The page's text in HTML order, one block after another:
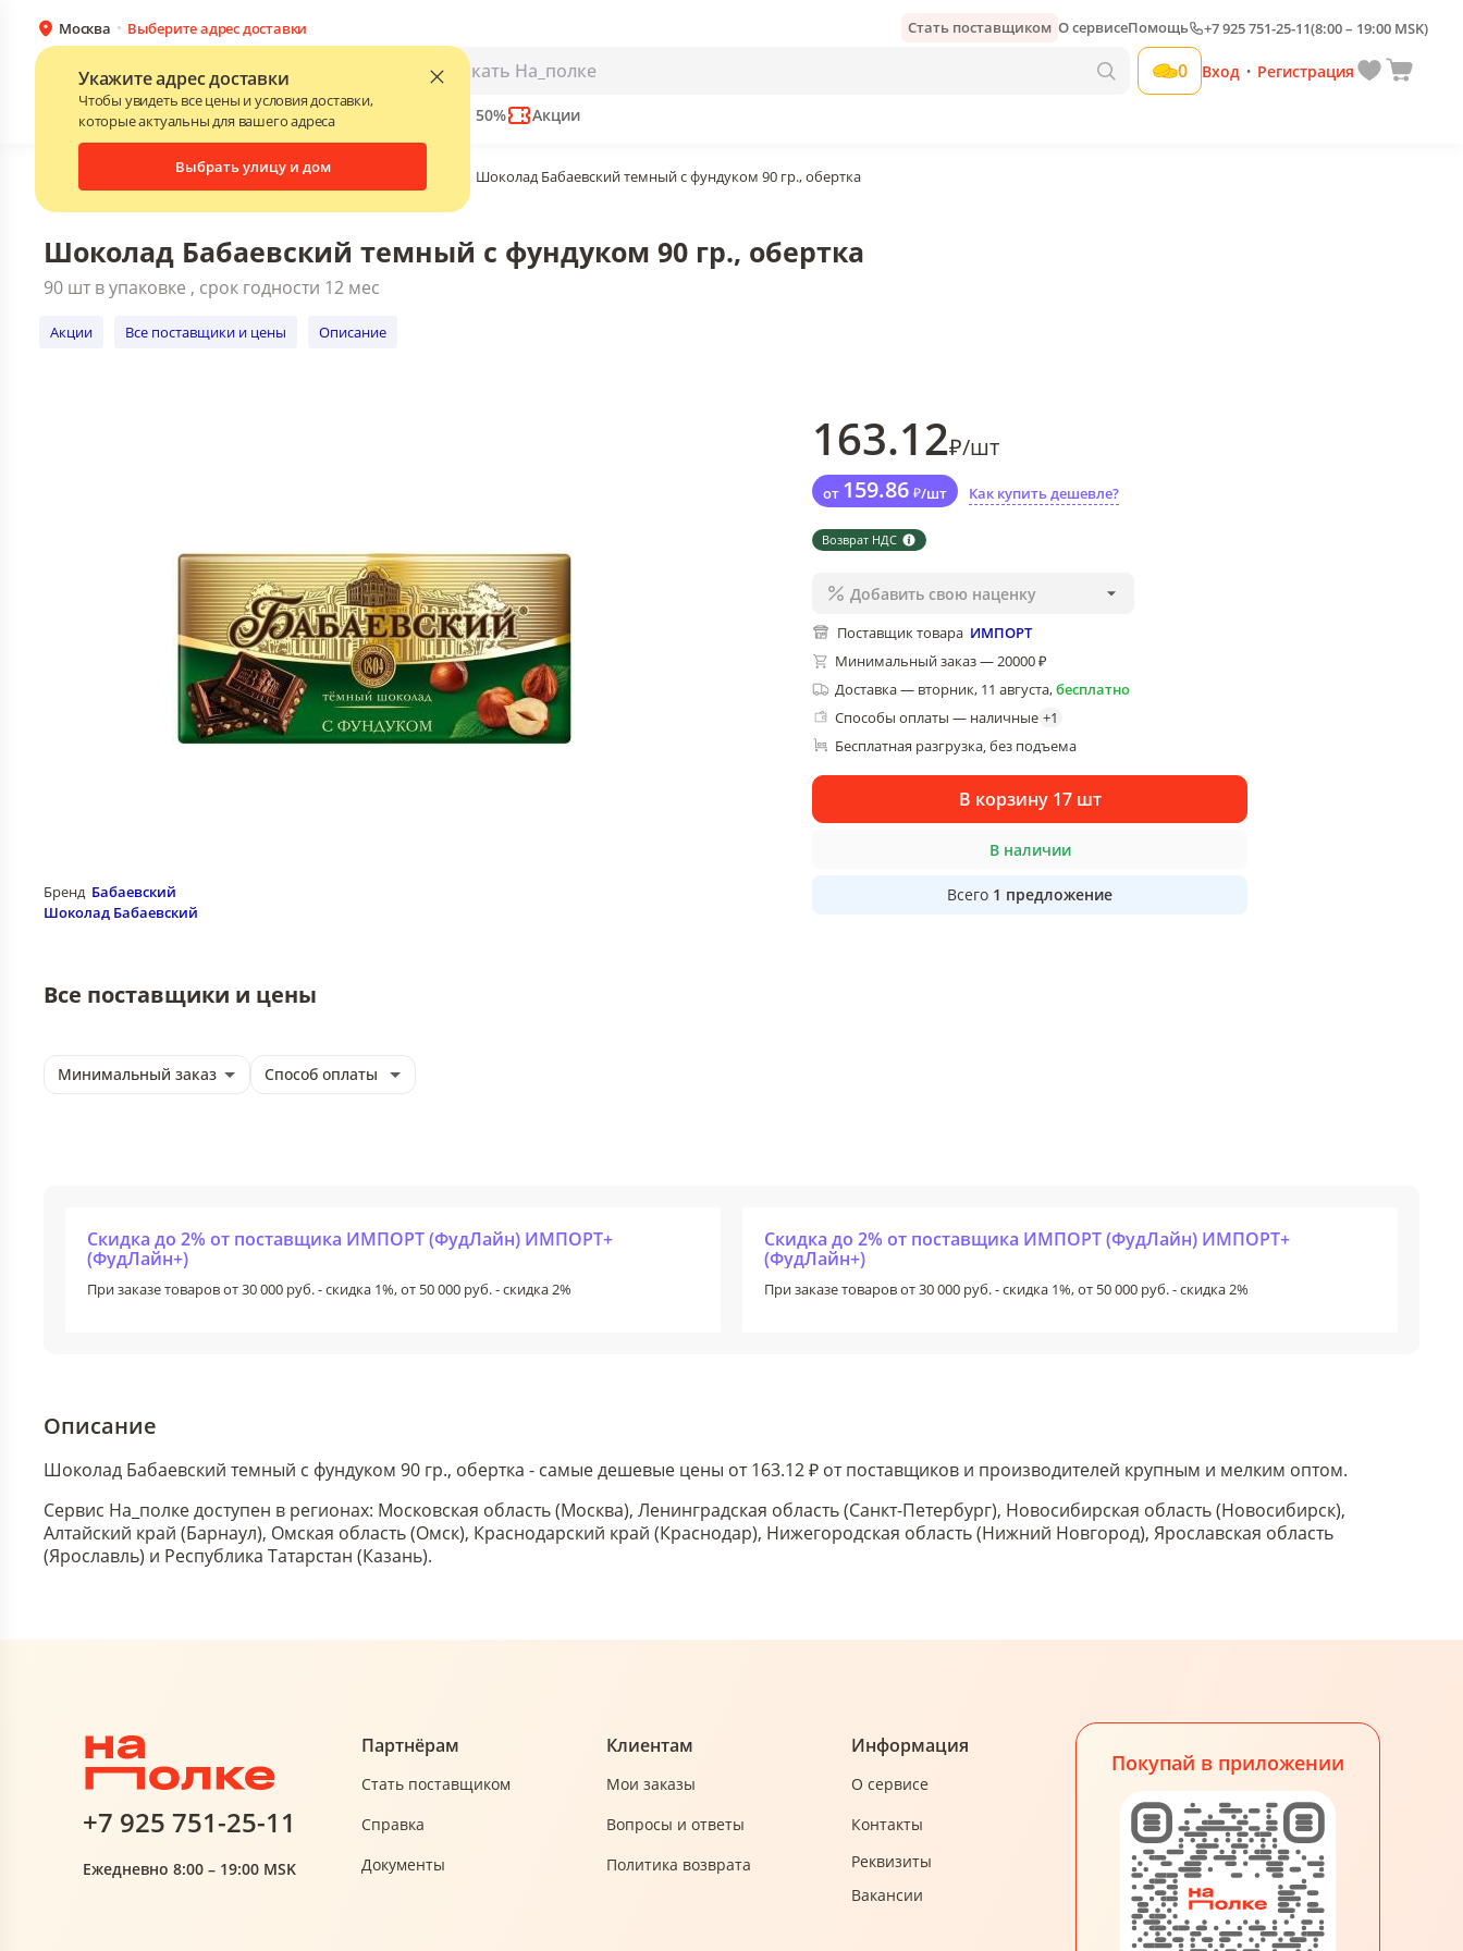
Москва Выберите адрес доставки
Укажите адрес доставки
Чтобы увидеть все цены и условия доставки,
которые актуальны для вашего адреса
Выбрать улицу и дом
Стать поставщиком О сервисеПомощь +7 925 751-25-11(8:00 – 19:00 MSK)
Каталог 0 Вход • Регистрация
БрендыПрайс-листы поставщиков Скидки до 50% Акции
Каталог • Кондитерские изделия Шоколад Бабаевский темный с фундуком 90 гр., обертка
Шоколад Бабаевский темный с фундуком 90 гр., обертка
90 шт в упаковке , срок годности 12 мес
Акции Все поставщики и цены
Добавить свою наценку
Шоколад Бабаевский темный с фундуком 90 гр., обертка
90 шт в упаковке , срок годности 12 мес
Акции Все поставщики и цены Описание
Бренд Бабаевский
Шоколад Бабаевский
163.12₽/шт
от 159.86 ₽/шт Как купить дешевле?
Возврат НДС
Добавить свою наценку
Поставщик товара ИМПОРТ
Минимальный заказ — 20000 ₽
Доставка— вторник, 11 августа,бесплатно
Способы оплаты — наличные +1
Бесплатная разгрузка, без подъема
В корзину 17 шт
В наличии
Всего 1 предложение
Все поставщики и цены
Минимальный заказ Способ оплаты
Скидка до 2% от поставщика ИМПОРТ (ФудЛайн) ИМПОРТ+
(ФудЛайн+)
При заказе товаров от 30 000 руб. - скидка 1%, от 50 000 руб. - скидка 2%
Скидка до 2% от поставщика ИМПОРТ (ФудЛайн) ИМПОРТ+
(ФудЛайн+)
При заказе товаров от 30 000 руб. - скидка 1%, от 50 000 руб. - скидка 2%
Описание
Шоколад Бабаевский темный с фундуком 90 гр., обертка - самые дешевые цены от 163.12 ₽ от поставщиков и производителей крупным и мелким оптом.
Сервис На_полке доступен в регионах: Московская область (Москва), Ленинградская область (Санкт-Петербург), Новосибирская область (Новосибирск),
Алтайский край (Барнаул), Омская область (Омск), Краснодарский край (Краснодар), Нижегородская область (Нижний Новгород), Ярославская область
(Ярославль) и Республика Татарстан (Казань).
+7 925 751-25-11
Ежедневно 8:00 – 19:00 MSK
Партнёрам
Стать поставщиком
Справка
Документы
Клиентам
Мои заказы
Вопросы и ответы
Политика возврата
Информация
О сервисе
Контакты
Реквизиты
Вакансии
Покупай в приложении